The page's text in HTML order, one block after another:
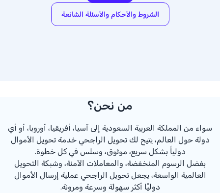
الشروط والأحكام والأسئلة الشائعة
من نحن؟
سواء من المملكة العربية السعودية إلى آسيا، أفريقيا، أوروبا، أو أي
دولة حول العالم، يتيح لك تحويل الراجحي خدمة تحويل الأموال
دولياً بشكل سريع، موثوق، وسلس في كل خطوة.
بفضل الرسوم المنخفضة، والمعاملات الآمنة، وشبكة التحويل
العالمية الواسعة، يجعل تحويل الراجحي عملية إرسال الأموال
دوليًا أكثر سهولة وسرعة ومرونة.